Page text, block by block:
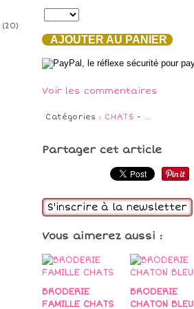
(20)
AJOUTER AU PANIER
Voir les commentaires
Catégories : CHATS - …
Partager cet article
S'inscrire à la newsletter
Vous aimerez aussi :
BRODERIE
FAMILLE CHATS
BRODERIE
CHATON BLEU